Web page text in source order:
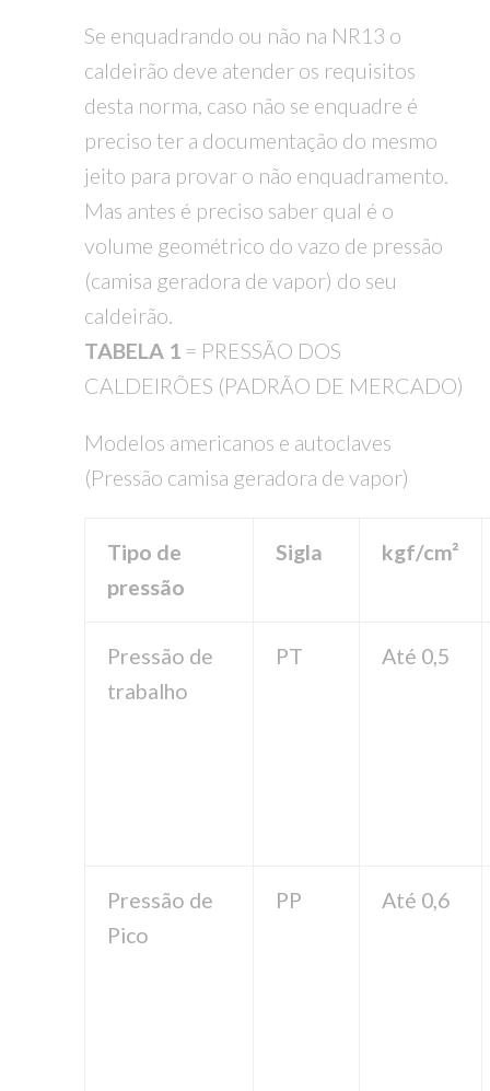
Se enquadrando ou não na NR13 o
caldeirão deve atender os requisitos
desta norma, caso não se enquadre é
preciso ter a documentação do mesmo
jeito para provar o não enquadramento.
Mas antes é preciso saber qual é o
volume geométrico do vazo de pressão
(camisa geradora de vapor) do seu
caldeirão.
TABELA 1 = PRESSÃO DOS
CALDEIRÕES (PADRÃO DE MERCADO)
Modelos americanos e autoclaves
(Pressão camisa geradora de vapor)
Tipo de
pressão
Sigla kgf/cm²
Pressão de
trabalho
PT Até 0,5
Pressão de
Pico
PP Até 0,6